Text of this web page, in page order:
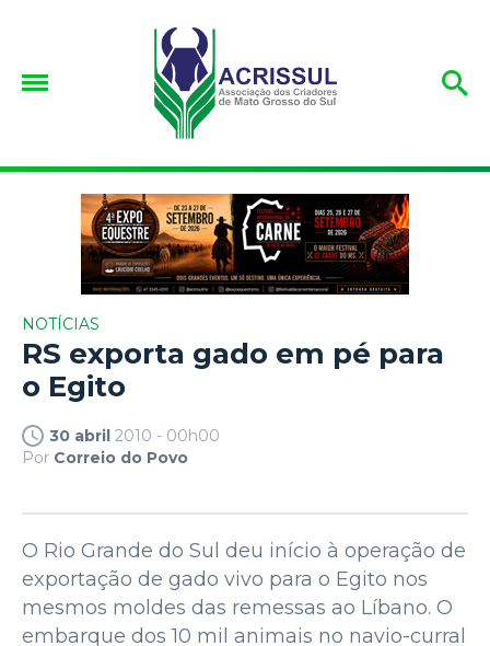
NOTÍCIAS
RS exporta gado em pé para
o Egito
30 abril 2010 - 00h00
Por Correio do Povo
O Rio Grande do Sul deu início à operação de
exportação de gado vivo para o Egito nos
mesmos moldes das remessas ao Líbano. O
embarque dos 10 mil animais no navio-curral